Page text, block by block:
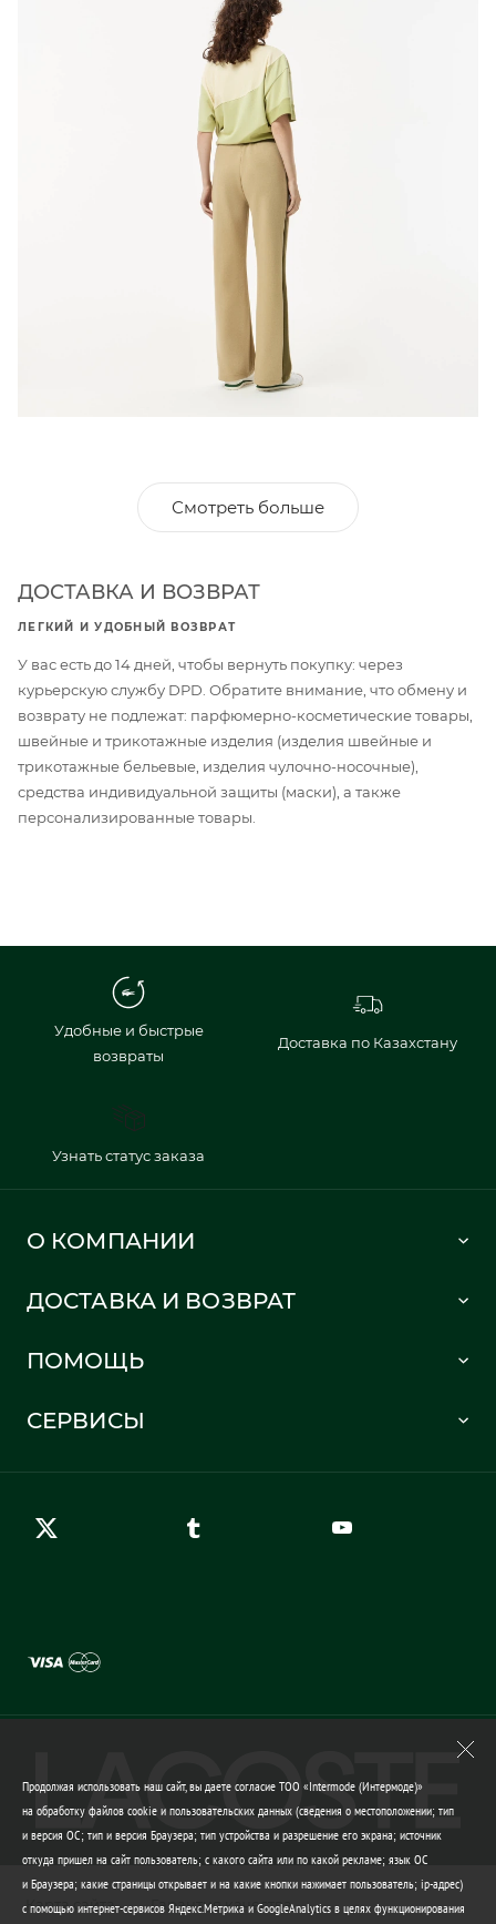
Смотреть больше
ДОСТАВКА И ВОЗВРАТ
ЛЕГКИЙ И УДОБНЫЙ ВОЗВРАТ
У вас есть до 14 дней, чтобы вернуть покупку: через
курьерскую службу DPD. Обратите внимание, что обмену и
возврату не подлежат: парфюмерно-косметические товары,
швейные и трикотажные изделия (изделия швейные и
трикотажные бельевые, изделия чулочно-носочные),
средства индивидуальной защиты (маски), а также
персонализированные товары.
Удобные и быстрые
возвраты
Доставка по Казахстану
Узнать статус заказа
О КОМПАНИИ
Политика в отношении обработки персональных данных
ДОСТАВКА И ВОЗВРАТ
Информация о доставке
Правила возврата
ПОМОЩЬ
Карта сайта
СЕРВИСЫ
Карта сайта Гарантия качества
Продолжая использовать наш сайт, вы даете согласие ТОО «Intermode (Интермоде)»
на обработку файлов cookie и пользовательских данных (сведения о местоположении; тип
и версия ОС; тип и версия Браузера; тип устройства и разрешение его экрана; источник
откуда пришел на сайт пользователь; с какого сайта или по какой рекламе; язык ОС
и Браузера; какие страницы открывает и на какие кнопки нажимает пользователь; ip-адрес)
с помощью интернет-сервисов Яндекс.Метрика и GoogleAnalytics в целях функционирования